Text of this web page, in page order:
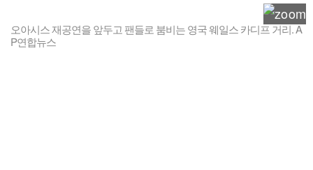
오아시스 재공연을 앞두고 팬들로 붐비는 영국 웨일스 카디프 거리. A
P연합뉴스